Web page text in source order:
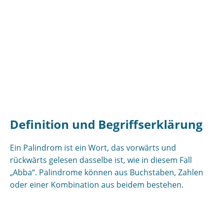
Definition und Begriffserklärung
Ein Palindrom ist ein Wort, das vorwärts und
rückwärts gelesen dasselbe ist, wie in diesem Fall
„Abba“. Palindrome können aus Buchstaben, Zahlen
oder einer Kombination aus beidem bestehen.